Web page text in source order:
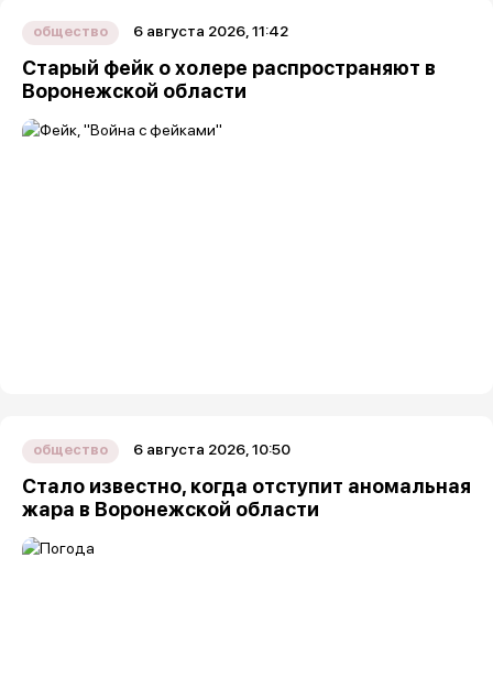
общество 6 августа 2026, 11:42
Старый фейк о холере распространяют в
Воронежской области
общество 6 августа 2026, 10:50
Стало известно, когда отступит аномальная
жара в Воронежской области